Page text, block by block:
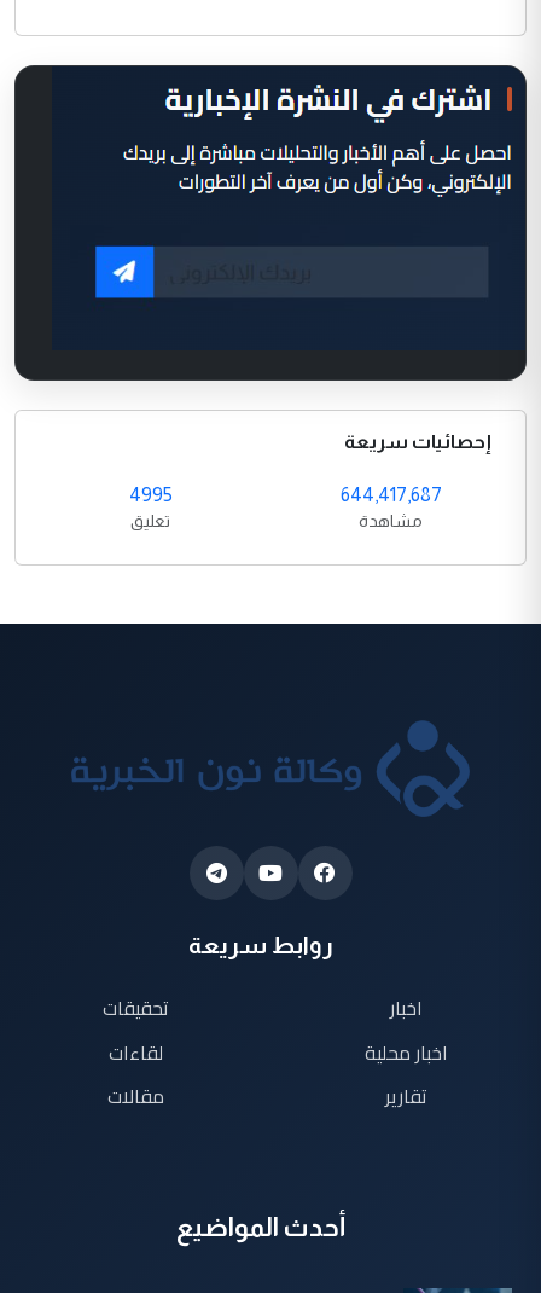
إحصائيات سريعة
644,417,687
مشاهدة
4995
تعليق
روابط سريعة
اخبار
اخبار محلية
تقارير
تحقيقات
لقاءات
مقالات
أحدث المواضيع